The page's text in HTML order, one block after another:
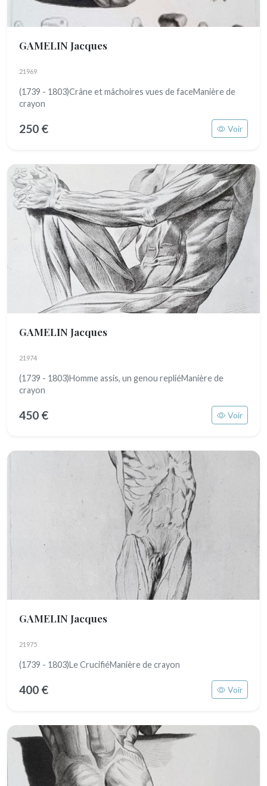
GAMELIN Jacques
21969
(1739 - 1803)Crâne et mâchoires vues de faceManière de
crayon
250 € Voir
GAMELIN Jacques
21974
(1739 - 1803)Homme assis, un genou repliéManière de
crayon
450 € Voir
GAMELIN Jacques
21975
(1739 - 1803)Le CrucifiéManière de crayon
400 € Voir